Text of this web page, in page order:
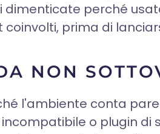
perché
prima di
NON
l'ambiente conta
o plugin di